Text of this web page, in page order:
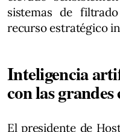
sistemas de
recurso estratégico
Inteligencia
con las
El presidente de